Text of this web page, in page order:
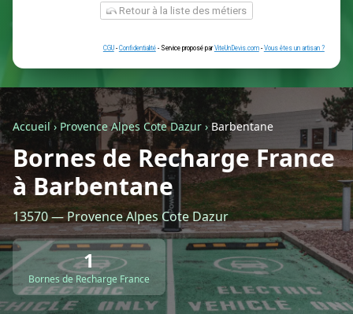
Une simple prise
Je ne sais pas encore
Autre
Retour à la liste des métiers
CGU-Confidentialité- Service proposé parViteUnDevis.com-Vous
Accueil› Provence Alpes Cote Dazur ›Barbentane
Bornes de Recharge France
à Barbentane
13570 — Provence Alpes Cote Dazur
1
Bornes de Recharge France